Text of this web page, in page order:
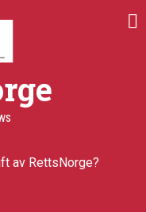
av RettsNorge?